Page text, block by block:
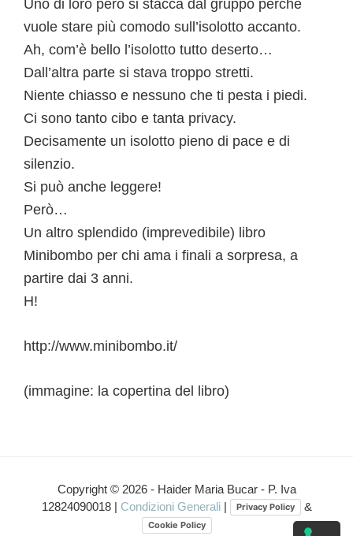
Uno di loro però si stacca dal gruppo perché
vuole stare più comodo sull’isolotto accanto.
Ah, com’è bello l’isolotto tutto deserto…
Dall’altra parte si stava troppo stretti.
Niente chiasso e nessuno che ti pesta i piedi.
Ci sono tanto cibo e tanta privacy.
Decisamente un isolotto pieno di pace e di
silenzio.
Si può anche leggere!
Però…
Un altro splendido (imprevedibile) libro
Minibombo per chi ama i finali a sorpresa, a
partire dai 3 anni.
H!
http://www.minibombo.it/
(immagine: la copertina del libro)
lettore
Copyright © 2026 - Haider Maria Bucar - P. Iva
12824090018 | Condizioni Generali | Privacy Policy &
Cookie Policy